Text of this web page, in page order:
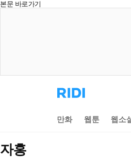
본문 바로가기
리
디
으
로
만화 웹툰 웹소
자홍